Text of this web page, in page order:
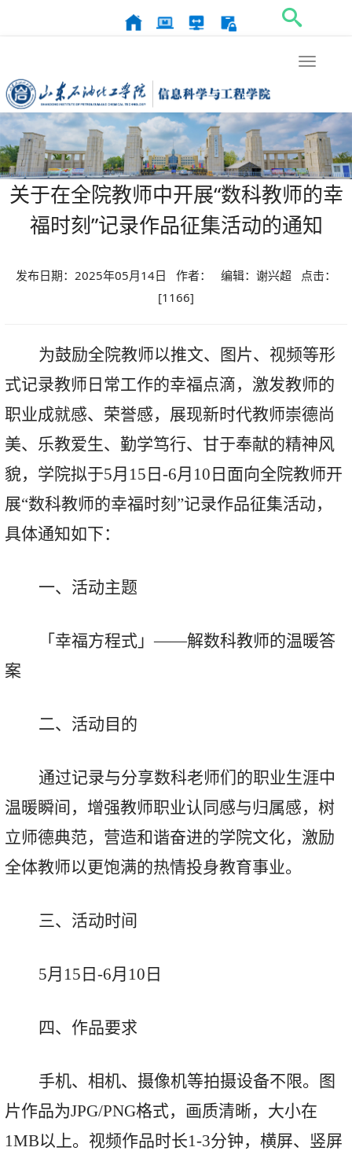
Toggle
关于在全院教师中开展“数科教师的幸
福时刻”记录作品征集活动的通知
发布日期：2025年05月14日 作者： 编辑：谢兴超 点击：
[1166]
为鼓励全院教师以推文、图片、视频等形
式记录教师日常工作的幸福点滴， 激发教师的
职业成就感、荣誉感， 展现新时代教师崇德尚
美、乐教爱生、勤学笃行、甘于奉献的精神风
貌， 学院拟于5月15日-6月10日 面向全院教师开
展“数科教师的幸福时刻 ”记录作品征集活动，
具体通知如下：
一、活动主题
「幸福方程式」——解数科教师的温暖答
案
二、活动目的
通过记录与分享数科老师们的职业生涯中
温暖瞬间，增强教师职业认同感与归属感，树
立师德典范，营造和谐奋进的学院文化，激励
全体教师以更饱满的热情投身教育事业。
三、活动时间
5月15日-6月10日
四、作品要求
手机、相机、摄像机等拍摄设备不限。图
片作品为JPG/PNG格式，画质清晰，大小在
1MB以上。视频作品时长1-3分钟，横屏、竖屏